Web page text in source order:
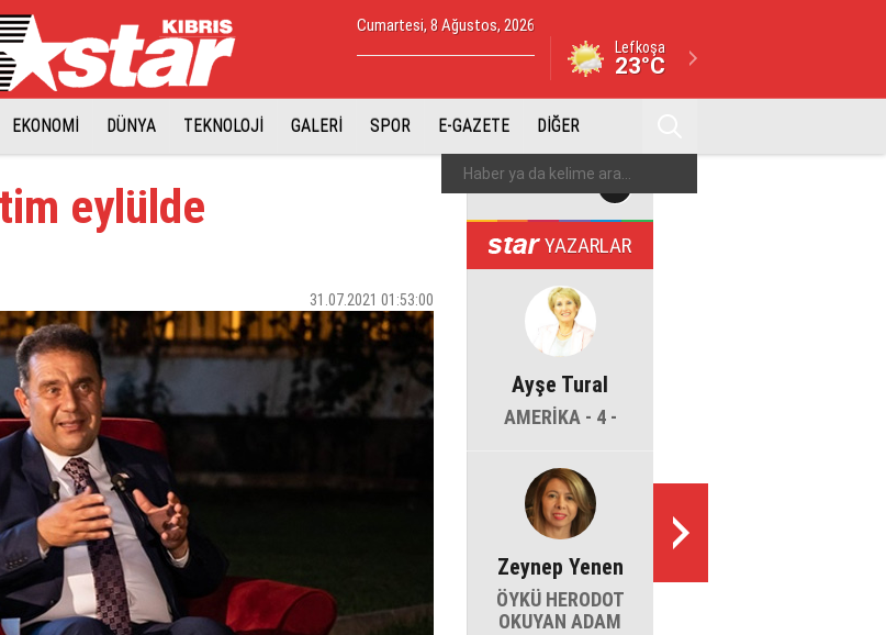
Cumartesi, 8 Ağustos, 2026
Lefkoşa
23°C
EKONOMİ DÜNYA TEKNOLOJİ GALERİ SPOR E-GAZETE DİĞER
eylülde
31.07.2021 01:53:00
YAZARLAR
Ayşe Tural
AMERİKA - 4 -
Zeynep Yenen
ÖYKÜ HERODOT
OKUYAN ADAM